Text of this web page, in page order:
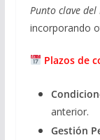
Punto clave del
incorporando
Plazos de
anterior.
Gestión